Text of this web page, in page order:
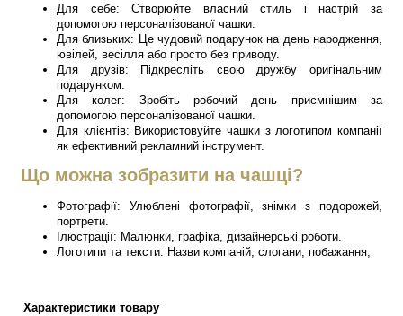
Для себе: Створюйте власний стиль і настрій за
допомогою персоналізованої чашки.
Для близьких: Це чудовий подарунок на день народження,
ювілей, весілля або просто без приводу.
Для друзів: Підкресліть свою дружбу оригінальним
подарунком.
Для колег: Зробіть робочий день приємнішим за
допомогою персоналізованої чашки.
Для клієнтів: Використовуйте чашки з логотипом компанії
як ефективний рекламний інструмент.
Що можна зобразити на чашці?
Фотографії: Улюблені фотографії, знімки з подорожей,
портрети.
Ілюстрації: Малюнки, графіка, дизайнерські роботи.
Логотипи та тексти: Назви компаній, слогани, побажання,
Характеристики товару